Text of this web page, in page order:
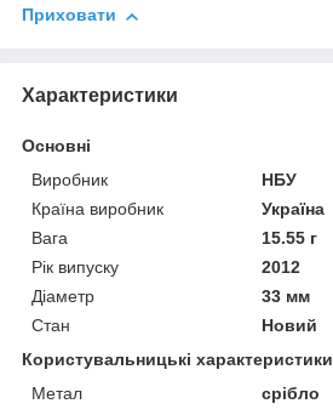
Приховати
Характеристики
Основні
Виробник
НБУ
Країна виробник
Україна
Вага
15.55 г
Рік випуску
2012
Діаметр
33 мм
Стан
Новий
Користувальницькі характеристики
Метал
срібло